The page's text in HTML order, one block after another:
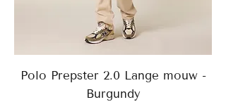
Polo Prepster 2.0 Lange mouw -
Burgundy